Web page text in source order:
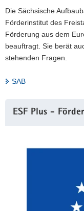
Die Sächsische
Förderinstitut des
Förderung aus dem
beauftragt. Sie berät
stehenden Fragen.
SAB
Information
ESF Plus -